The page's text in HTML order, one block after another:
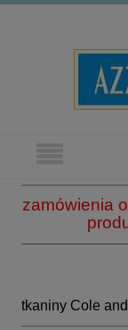
zamówienia
tkaniny Cole